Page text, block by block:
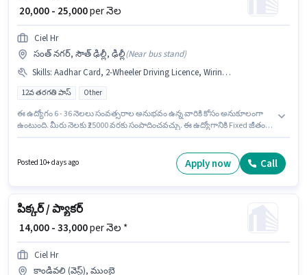
₹ 20,000 - 25,000per నెల
Ciel Hr
సంత్ నగర్, సౌత్ ఢిల్లీ, ఢిల్లీ(Near bus stand)
Skills: Aadhar Card, 2-Wheeler Driving Licence, Wiring, Area Knowledge, Bike, PAN Card, Bank Account
12వ తరగతి పాస్ Other
ఈ ఉద్యోగం 6 - 36 నెలలు సంవత్సరాల అనుభవం ఉన్న వారికి కోసం అనుకూలంగా
ఉంటుంది. మీరు నెలకు ₹25000 వరకు సంపాదించవచ్చు. ఈ ఉద్యోగానికి Fixed జీతం
ఇప్పించబడతాయి. ఈ ఖాళీ సంత్ నగర్, సౌత్ ఢిల్లీ, ఢిల్లీ లో ఉంది. ఈ ఉద్యోగానికి
Posted 10+ days ago Apply now Call
పిక్కర్ / ప్యాకర్
₹ 14,000 - 33,000per నెల *
Ciel Hr
కాండివలి (వెస్ట్), ముంబై